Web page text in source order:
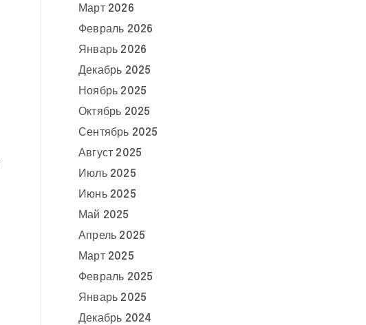
Март 2026
Февраль 2026
Январь 2026
Декабрь 2025
Ноябрь 2025
Октябрь 2025
Сентябрь 2025
Август 2025
Июль 2025
Июнь 2025
Май 2025
Апрель 2025
Март 2025
Февраль 2025
Январь 2025
Декабрь 2024